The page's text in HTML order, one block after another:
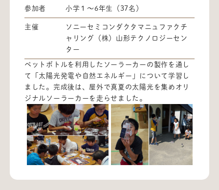
参加者 小学１～6年生（37名）
主催
ソニーセミコンダクタマニュファクチ
ャリング（株）山形テクノロジーセン
ター
ペットボトルを利用したソーラーカーの製作を通し
て「太陽光発電や自然エネルギー」について学習し
ました。完成後は、屋外で真夏の太陽光を集めオリ
ジナルソーラーカーを走らせました。